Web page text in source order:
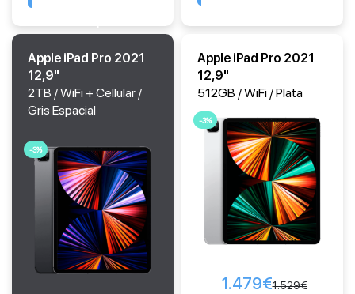
Apple iPad Pro 2021
12,9"
2TB / WiFi + Cellular /
Gris Espacial
-3%
Apple iPad Pro 2021
12,9"
512GB / WiFi / Plata
-3%
1.529€
1.479€